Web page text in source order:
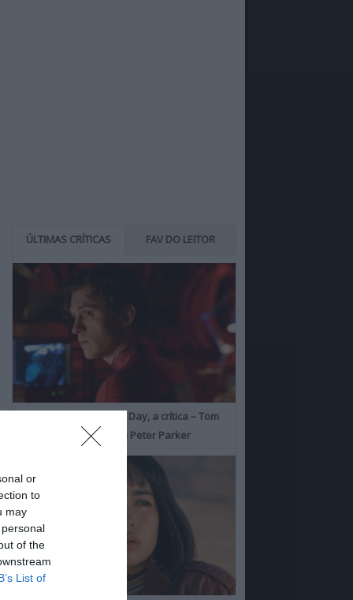
or
to
may
of the
List of
ÚLTIMAS CRÍTICAS FAV DO LEITOR
Spider-Man: Brand New Day, a crítica – Tom
Holland consolida o seu Peter Parker